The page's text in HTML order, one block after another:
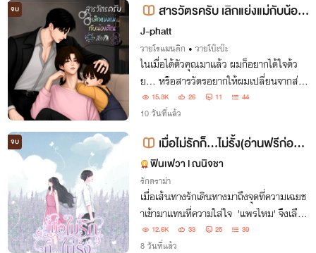
จบ
สารวัตรครับ เลิกแย่งแม่กับน้อง
คิณสักที! [Mpreg] | มี E-book
J-phatt
วายโรแมนติก • วายโบ๊ะบ๊ะ
ในเมื่อได้ตัวคุณมาแล้ว ผมก็อยากได้ใจด้ว
ย... หรือสารวัตรอยากให้ผมเปลี่ยนจากส่งข้
าวกล่อง เป็นส่งหมายเรียกข้อหากินแล้วไม่รั
บผิดชอบ ดีล่ะครับ?
15.3K 26 11 44
10 วันที่แล้ว
จบ
เมื่อไม่รักก็...ไม่รั้ง(อ่านฟรีก่อนติ
ดเหรียญ)
ฟินเฟวา l ณนิจชา
รักดราม่า
เมื่อเส้นทางรักเดินทางมาถึงจุดที่ความเฉยช
าเข้ามาแทนที่ความใส่ใจ 'แพรไหม' จึงเลือก
ที่จะหันหลังให้กับผู้ชายที่เธอเคยรักหมดหัวใ
จ พร้อมกับเก็บซ่อนความลับเรื่อง ‘ลูก’ เอา
12.6K 33 25 39
8 วันที่แล้ว